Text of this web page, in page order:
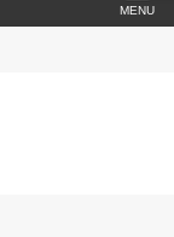
MENU